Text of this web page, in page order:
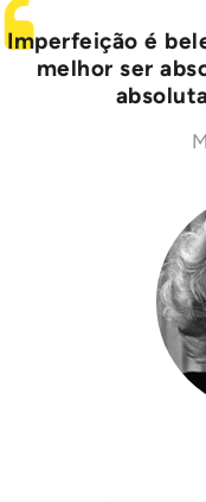
Imperfeição é
melhor ser